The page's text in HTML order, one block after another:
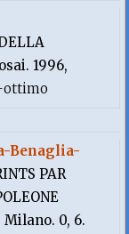
1996,
ottimo
Benaglia-
PAR
Milano. 0, 6.